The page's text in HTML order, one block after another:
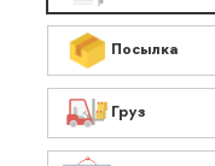
Посылка
Груз